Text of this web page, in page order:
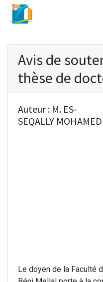
Avis de
thèse de
Auteur : M. ES-
SEQALLY MOHAMED
Le doyen de la Faculté